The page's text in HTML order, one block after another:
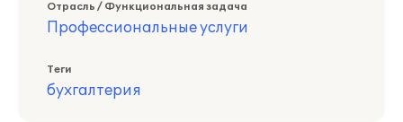
Отрасль / Функциональная задача
Профессиональные услуги
Теги
бухгалтерия